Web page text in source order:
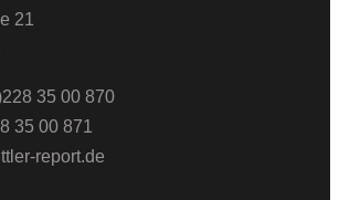
21
35 00 870
35 00 871
report.de